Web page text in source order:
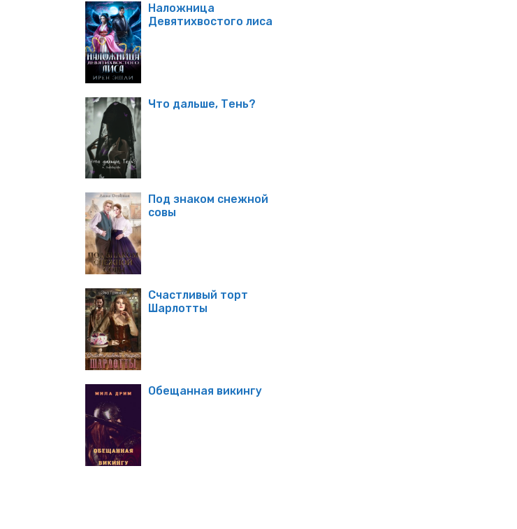
Наложница
Девятихвостого лиса
Что дальше, Тень?
Под знаком снежной
совы
Счастливый торт
Шарлотты
Обещанная викингу